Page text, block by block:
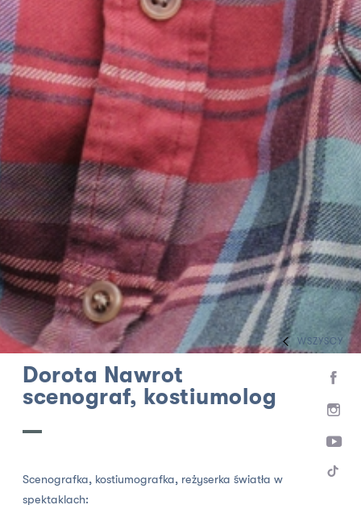
WSZYSCY
HOME ZESPÓŁ SCENOGRAFOWIE
Dorota Nawrot
scenograf, kostiumolog
Scenografka, kostiumografka, reżyserka światła w
spektaklach: